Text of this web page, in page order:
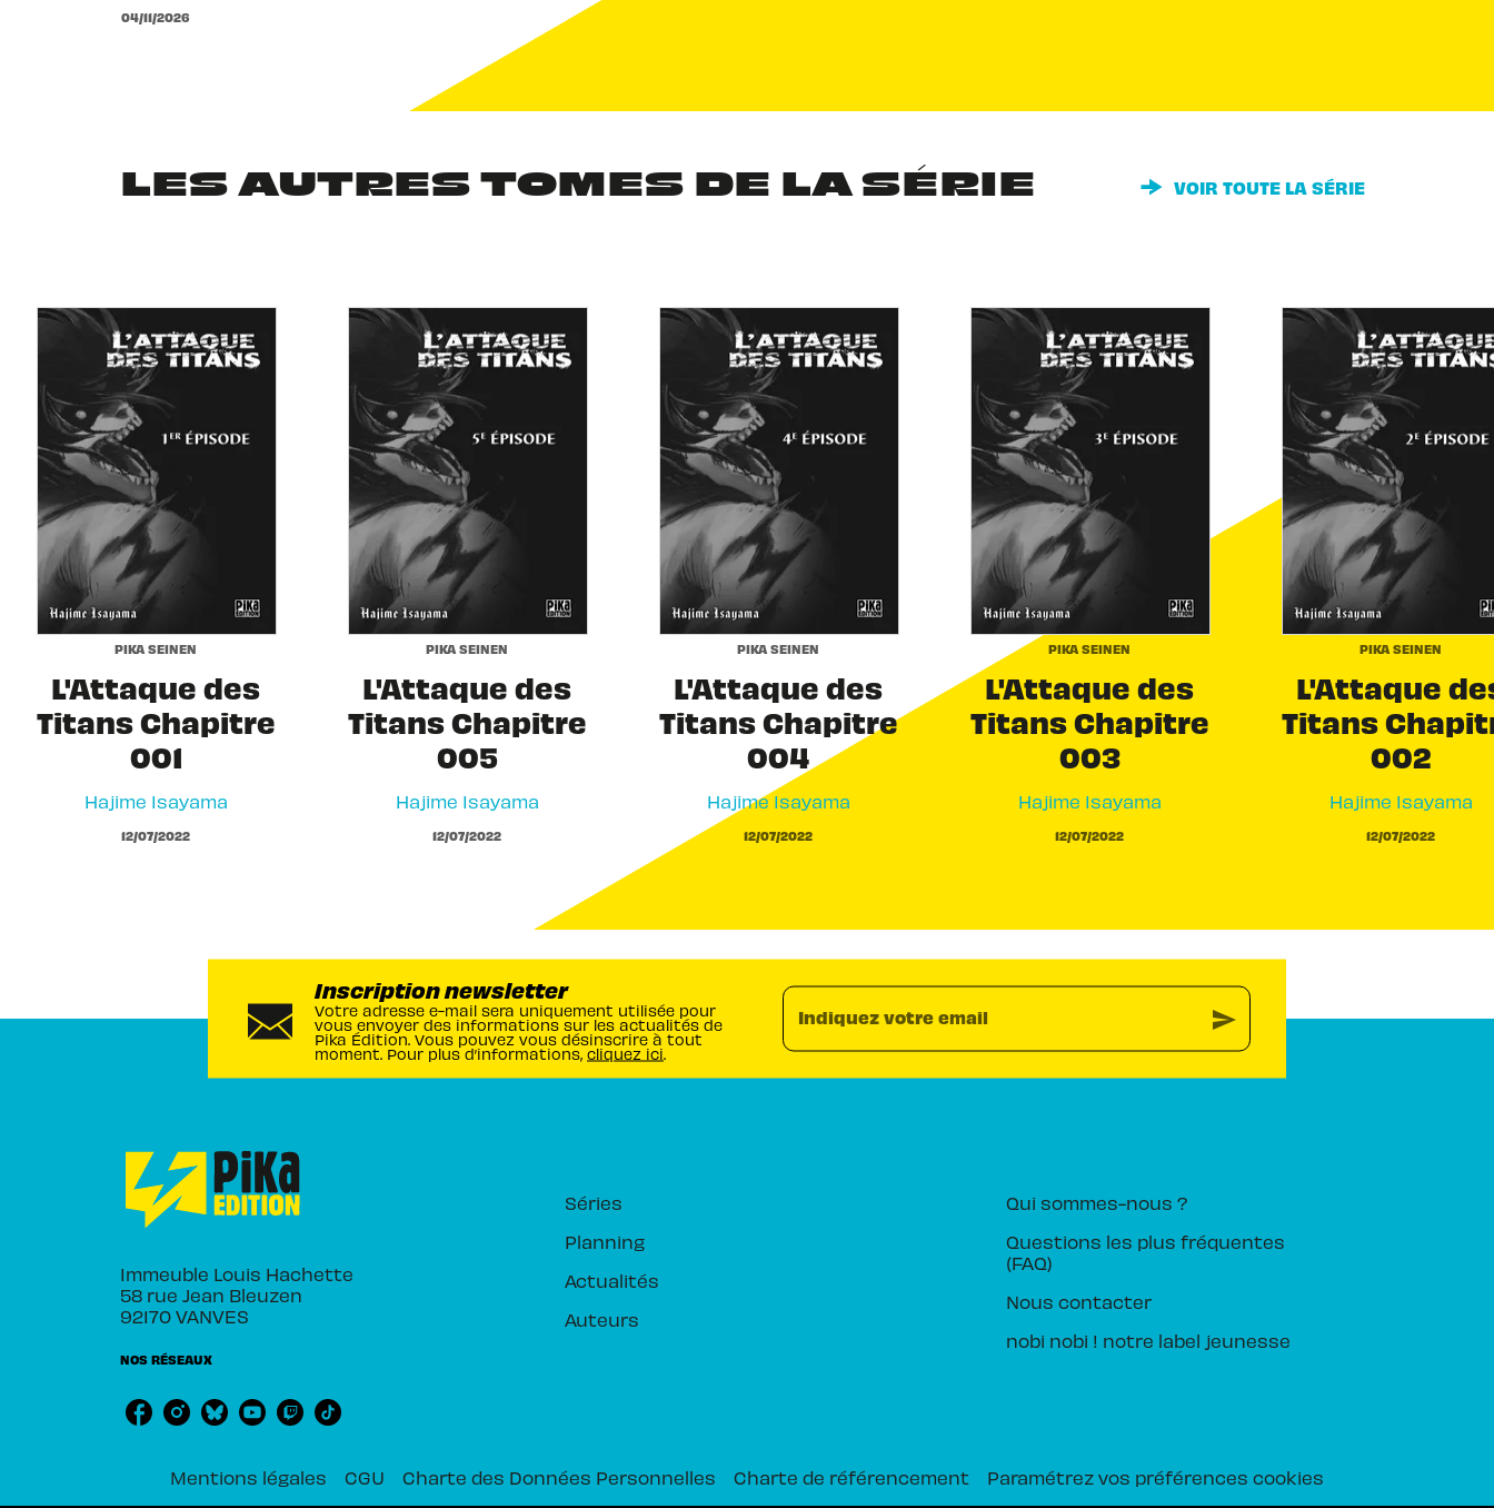
04/11/2026
LES AUTRES TOMES DE LA SÉRIE VOIR TOUTE LA SÉRIE
PIKA SEINEN
L'Attaque des
Titans Chapitre
001
Hajime Isayama
12/07/2022
PIKA SEINEN
L'Attaque des
Titans Chapitre
005
Hajime Isayama
12/07/2022
PIKA SEINEN
L'Attaque des
Titans Chapitre
004
Hajime Isayama
12/07/2022
PIKA SEINEN
L'Attaque des
Titans Chapitre
003
Hajime Isayama
12/07/2022
PIKA SEINEN
L'Attaque
Titans
002
Hajime Isayama
12/07/2022
Inscription newsletter
Votre adresse e-mail sera uniquement utilisée pour
vous envoyer des informations sur les actualités de
Pika Édition. Vous pouvez vous désinscrire à tout
moment. Pour plus d’informations, cliquez ici.
Indiquez votre email send
Immeuble Louis Hachette
58 rue Jean Bleuzen
92170 VANVES
NOS RÉSEAUX
Séries
Planning
Actualités
Auteurs
Qui sommes-nous ?
Questions les plus fréquentes
(FAQ)
Nous contacter
nobi nobi ! notre label jeunesse
Mentions légales CGU Charte des Données Personnelles Charte de référencement Paramétrez vos préférences cookies